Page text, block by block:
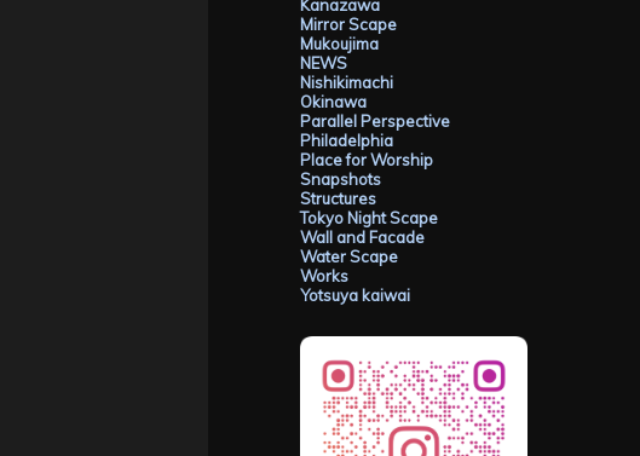
Kanazawa
Mirror Scape
Mukoujima
NEWS
Nishikimachi
Okinawa
Parallel Perspective
Philadelphia
Place for Worship
Snapshots
Structures
Tokyo Night Scape
Wall and Facade
Water Scape
Works
Yotsuya kaiwai